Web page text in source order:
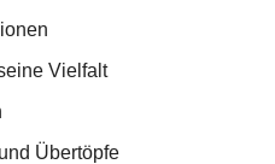
Vielfalt
Übertöpfe